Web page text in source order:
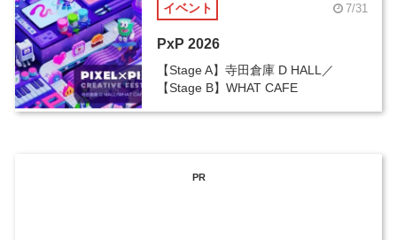
イベント 7/31
PxP 2026
【Stage A】寺田倉庫 D HALL／
【Stage B】WHAT CAFE
PR